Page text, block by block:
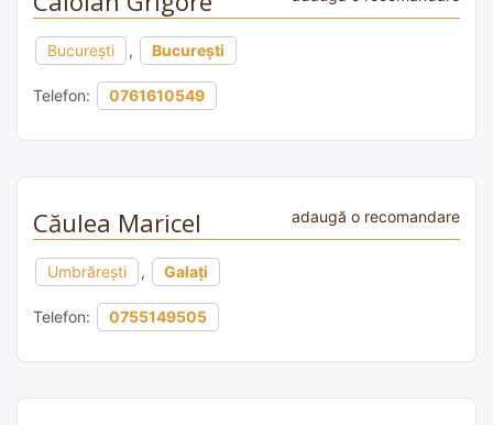
București , București
Telefon: 0761610549
Căulea Maricel adaugă o recomandare
Umbrăreşti , Galați
Telefon: 0755149505